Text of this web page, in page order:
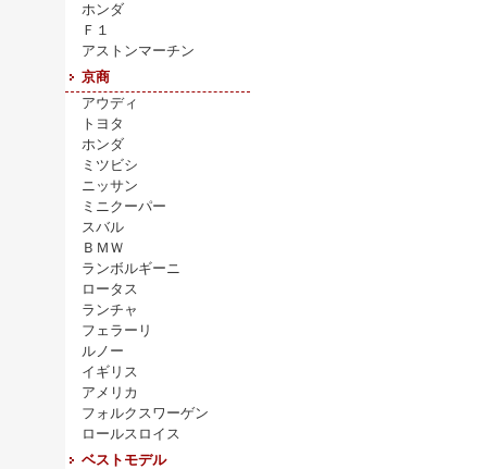
ホンダ
Ｆ１
アストンマーチン
京商
アウディ
トヨタ
ホンダ
ミツビシ
ニッサン
ミニクーパー
スバル
ＢＭＷ
ランボルギーニ
ロータス
ランチャ
フェラーリ
ルノー
イギリス
アメリカ
フォルクスワーゲン
ロールスロイス
ベストモデル